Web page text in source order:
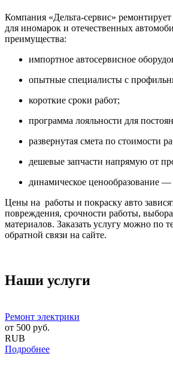
Компания «Дельта-сервис»
для иномарок и отечественных
преимущества:
импортное автосервисное
опытные специалисты с
короткие сроки работ;
программа лояльности для
развернутая смета по стоимости
дешевые запчасти напрямую от
динамическое ценообразование
Цены на работы и покраску авто
повреждения, срочности работы,
материалов. Заказать услугу можно по
обратной связи на сайте.
Наши услуги
Ремонт электрики
от 500 руб.
RUB
Подробнее